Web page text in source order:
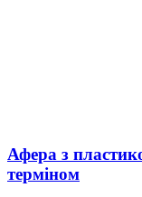
Афера з
терміном